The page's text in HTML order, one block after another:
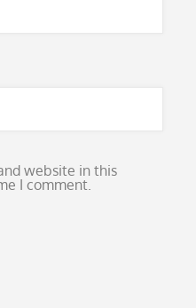
website in this
I comment.